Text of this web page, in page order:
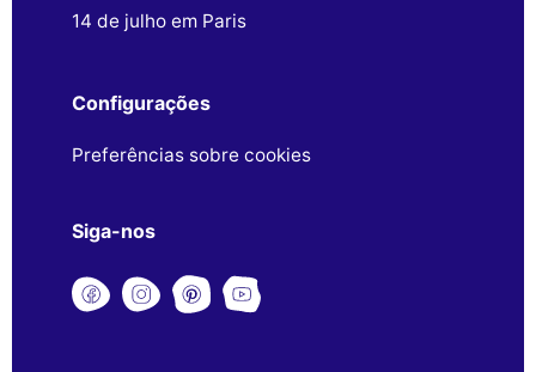
14 de julho em Paris
Configurações
Preferências sobre cookies
Siga-nos